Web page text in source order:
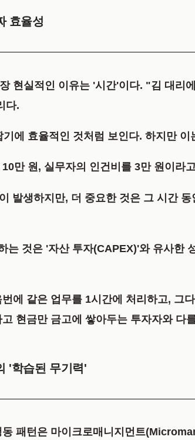
효율성
현실적인 이유는 '시간'이다. "김 대리
다.
에 효율적인 것처럼 보인다. 하지만 이
만 원, 실무자의 인건비를 3만 원이라
발생하지만, 더 중요한 것은 그 시간
는 것은 '자산 투자(CAPEX)'와 유사한
에 같은 업무를 1시간에 처리하고,
현금만 금고에 쌓아두는 투자자와 다
'학습된 무기력'
패턴은 마이크로매니지먼트